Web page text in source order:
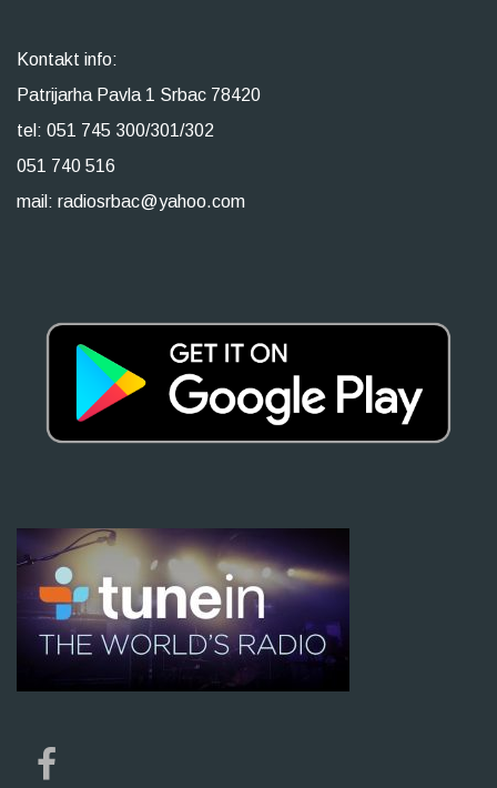
Kontakt info:
Patrijarha Pavla 1 Srbac 78420
tel: 051 745 300/301/302
051 740 516
mail: radiosrbac@yahoo.com